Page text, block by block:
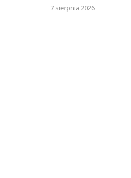
7 sierpnia 2026